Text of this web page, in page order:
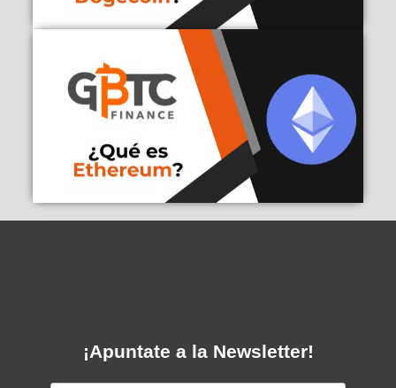
¡Apuntate a la Newsletter!